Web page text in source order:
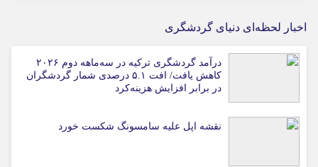
اخبار لحظه‌ای دنیای گردشگری
درآمد گردشگری ترکیه در سه‌ماهه دوم ۲۰۲۶
کاهش یافت/ افت ۵.۱ درصدی شمار گردشگران
در برابر افزایش هزینه‌کرد
نقشه اپل علیه سامسونگ شکست خورد